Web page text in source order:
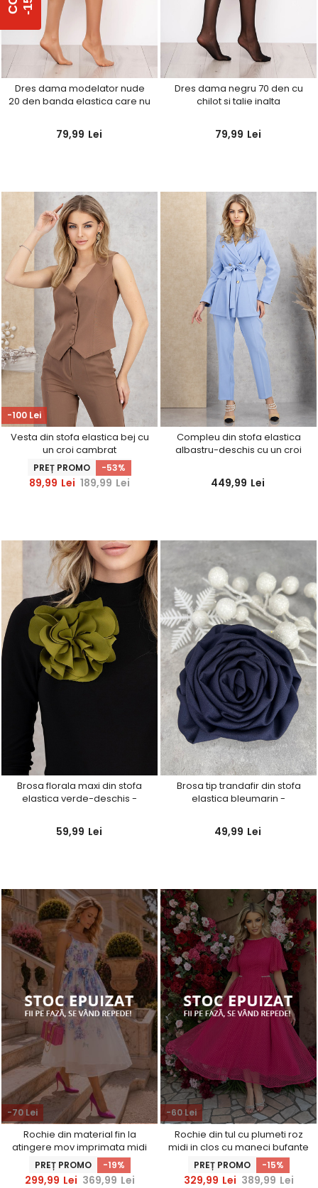
Dres dama modelator nude
20 den banda elastica care nu
79,99 Lei
Dres dama negru 70 den cu
chilot si talie inalta
79,99 Lei
-100 Lei
Vesta din stofa elastica bej cu
un croi cambrat
PREȚ PROMO -53%
89,99 Lei 189,99 Lei
Compleu din stofa elastica
albastru-deschis cu un croi
in talie
449,99 Lei
Brosa florala maxi din stofa
elastica verde-deschis -
59,99 Lei
Brosa tip trandafir din stofa
elastica bleumarin -
49,99 Lei
-70 Lei
Rochie din material fin la
atingere mov imprimata midi
in clos cu cordon
PREȚ PROMO -19%
299,99 Lei 369,99 Lei
-60 Lei
Rochie din tul cu plumeti roz
midi in clos cu maneci bufante
si aplicatii stralucitoare cu
perle - StarShinerS
PREȚ PROMO -15%
329,99 Lei 389,99 Lei